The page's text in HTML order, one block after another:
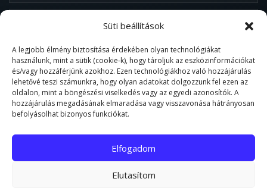
Süti beállítások
A legjobb élmény biztosítása érdekében olyan technológiákat
használunk, mint a sütik (cookie-k), hogy tároljuk az eszközinformációkat
és/vagy hozzáférjünk azokhoz. Ezen technológiákhoz való hozzájárulás
lehetővé teszi számunkra, hogy olyan adatokat dolgozzunk fel ezen az
oldalon, mint a böngészési viselkedés vagy az egyedi azonosítók. A
hozzájárulás megadásának elmaradása vagy visszavonása hátrányosan
befolyásolhat bizonyos funkciókat.
Elfogadom
Elutasítom
TELEPHELY
7030 Paks, Biritó 0269/56 Hrsz.
Hétfő–Péntek: 06:00–14:00